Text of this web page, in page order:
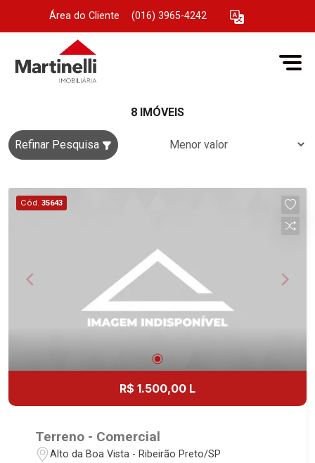
Área do Cliente (016) 3965-4242
8 IMÓVEIS
Refinar Pesquisa
Cód. 35643
R$ 1.500,00 L
Terreno - Comercial
Alto da Boa Vista - Ribeirão Preto/SP